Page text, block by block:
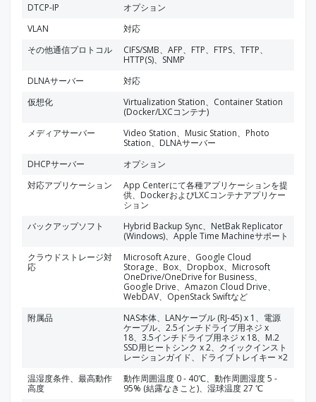
DTCP-IP
オプション
VLAN
対応
その他通信プロトコル
CIFS/SMB、AFP、FTP、FTPS、TFTP、
HTTP(S)、SNMP
DLNAサーバー
対応
仮想化
Virtualization Station、Container Station
(Docker/LXCコンテナ)
メディアサーバー
Video Station、Music Station、Photo
Station、DLNAサーバー
DHCPサーバー
オプション
対応アプリケーション
App Centerにて各種アプリケーションを提
供、DockerおよびLXCコンテナアプリケー
ション
バックアップソフト
Hybrid Backup Sync、NetBak Replicator
(Windows)、Apple Time Machineサポート
クラウドストレージ対
応
Microsoft Azure、Google Cloud
Storage、Box、Dropbox、Microsoft
OneDrive/OneDrive for Business、
Google Drive、Amazon Cloud Drive、
WebDAV、OpenStack Swiftなど
附属品
NAS本体、LANケーブル (RJ-45) x 1、電源
ケーブル、2.5インチドライブ用ネジ x
18、3.5インチドライブ用ネジ x 18、M.2
SSD用ヒートシンク x 2、クイックインスト
レーションガイド、ドライブトレイキー ×2
温湿度条件、最高動作
高度
動作周囲温度 0 - 40℃、動作周囲湿度 5 -
95% (結露なきこと)、湿球温度 27 ℃